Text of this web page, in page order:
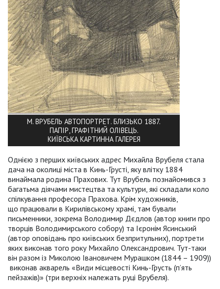
М. ВРУБЕЛЬ АВТОПОРТРЕТ. БЛИЗЬКО 1887.
ПАПІР, ГРАФІТНИЙ ОЛІВЕЦЬ.
КИЇВСЬКА КАРТИННА ГАЛЕРЕЯ
Однією з перших київських адрес Михайла Врубеля стала
дача на околиці міста в Кинь-Грусті, яку влітку 1884
винаймала родина Прахових. Тут Врубель познайомився з
багатьма діячами мистецтва та культури, які складали коло
спілкування професора Прахова. Крім художників,
що працювали в Кирилівському храмі, там бували
письменники, зокрема Володимир Дєдлов (автор книги про
творців Володимирського собору) та Ієронім Ясинський
(автор оповідань про київських безпритульних), портрети
яких виконав того року Михайло Олександрович. Тут-таки
він разом із Миколою Івановичем Мурашком (1844 – 1909))
виконав акварель «Види місцевості Кинь-Грусть (п’ять
пейзажів)» (три верхніх належать руці Врубеля).